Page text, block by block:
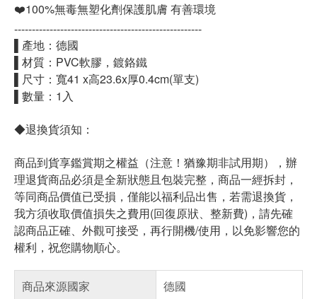
❤️100%無毒無塑化劑保護肌膚 有善環境
-----------------------------------------------------
▌產地：德國
▌材質：PVC軟膠，鍍鉻鐵
▌尺寸：寬41 x高23.6x厚0.4cm(單支)
▌數量：1入
◆退換貨須知：
商品到貨享鑑賞期之權益（注意！猶豫期非試用期），辦
理退貨商品必須是全新狀態且包裝完整，商品一經拆封，
等同商品價值已受損，僅能以福利品出售，若需退換貨，
我方須收取價值損失之費用(回復原狀、整新費)，請先確
認商品正確、外觀可接受，再行開機/使用，以免影響您的
權利，祝您購物順心。
商品來源國家
德國